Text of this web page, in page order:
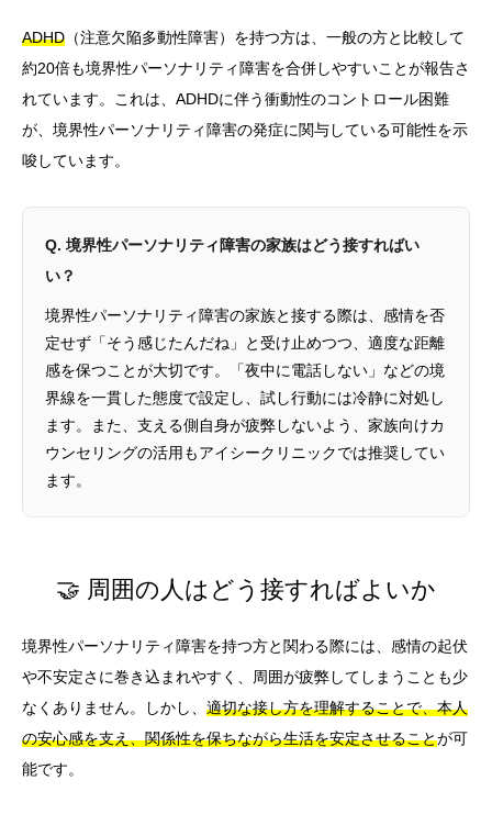
ADHD （注意欠陥多動性障害）を持つ方は、一般の方と比較して
約20倍も境界性パーソナリティ障害を合併しやすいことが報告さ
れています。これは、ADHDに伴う衝動性のコントロール困難
が、境界性パーソナリティ障害の発症に関与している可能性を示
唆しています。
Q. 境界性パーソナリティ障害の家族はどう接すればい
い？
境界性パーソナリティ障害の家族と接する際は、感情を否
定せず「そう感じたんだね」と受け止めつつ、適度な距離
感を保つことが大切です。「夜中に電話しない」などの境
界線を一貫した態度で設定し、試し行動には冷静に対処し
ます。また、支える側自身が疲弊しないよう、家族向けカ
ウンセリングの活用もアイシークリニックでは推奨してい
ます。
🤝 周囲の人はどう接すればよいか
境界性パーソナリティ障害を持つ方と関わる際には、感情の起伏
や不安定さに巻き込まれやすく、周囲が疲弊してしまうことも少
なくありません。しかし、 適切な接し方を理解することで、本人
の安心感を支え、関係性を保ちながら生活を安定させることが可
能です。